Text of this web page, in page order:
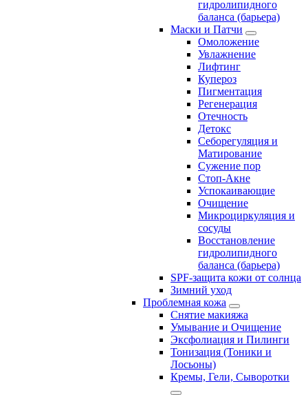
гидролипидного
баланса (барьера)
Маски и Патчи
Омоложение
Увлажнение
Лифтинг
Купероз
Пигментация
Регенерация
Отечность
Детокс
Себорегуляция и
Матирование
Сужение пор
Стоп-Акне
Успокаивающие
Очищение
Микроциркуляция и
сосуды
Восстановление
гидролипидного
баланса (барьера)
SPF-защита кожи от солнца
Зимний уход
Проблемная кожа
Снятие макияжа
Умывание и Очищение
Эксфолиация и Пилинги
Тонизация (Тоники и
Лосьоны)
Кремы, Гели, Сыворотки